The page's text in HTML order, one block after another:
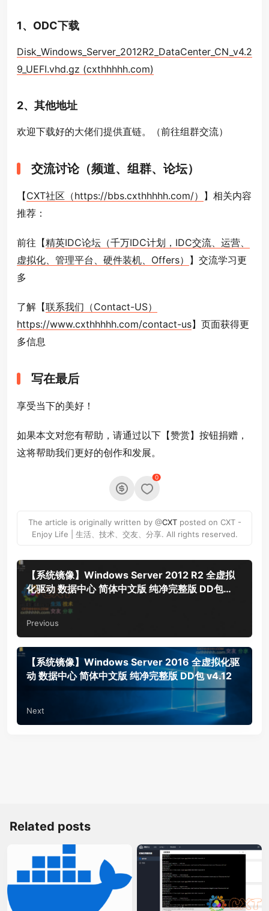
1、ODC下载
Disk_Windows_Server_2012R2_DataCenter_CN_v4.2
9_UEFI.vhd.gz (cxthhhhh.com)
2、其他地址
欢迎下载好的大佬们提供直链。（前往组群交流）
交流讨论（频道、组群、论坛）
【CXT社区（https://bbs.cxthhhhh.com/） 】相关内容
推荐：
前往【精英IDC论坛（千万IDC计划，IDC交流、运营、
虚拟化、管理平台、硬件装机、Offers） 】交流学习更
多
了解【联系我们（Contact-US）
https://www.cxthhhhh.com/contact-us】页面获得更
多信息
写在最后
享受当下的美好！
如果本文对您有帮助，请通过以下【赞赏】按钮捐赠，
这将帮助我们更好的创作和发展。
0
The article is originally written by @CXTposted on CXT -
Enjoy Life | 生活、技术、交友、分享. All rights reserved.
【系统镜像】Windows Server 2012 R2 全虚拟
化驱动 数据中心 简体中文版 纯净完整版 DD包
v4.29
Previous
【系统镜像】Windows Server 2016 全虚拟化驱
动 数据中心 简体中文版 纯净完整版 DD包 v4.12
Next
Related posts